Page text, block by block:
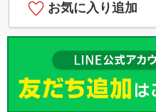
お気に入り追加